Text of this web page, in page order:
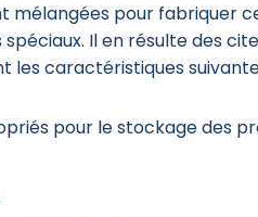
pour fabriquer
Il en résulte des
les caractéristiques
pour le stockage des